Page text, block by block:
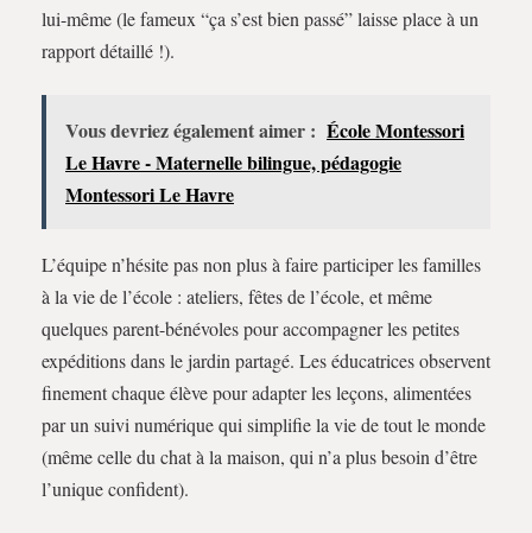
lui-même (le fameux “ça s’est bien passé” laisse place à un
rapport détaillé !).
Vous devriez également aimer : École Montessori
Le Havre - Maternelle bilingue, pédagogie
Montessori Le Havre
L’équipe n’hésite pas non plus à faire participer les familles
à la vie de l’école : ateliers, fêtes de l’école, et même
quelques parent-bénévoles pour accompagner les petites
expéditions dans le jardin partagé. Les éducatrices observent
finement chaque élève pour adapter les leçons, alimentées
par un suivi numérique qui simplifie la vie de tout le monde
(même celle du chat à la maison, qui n’a plus besoin d’être
l’unique confident).